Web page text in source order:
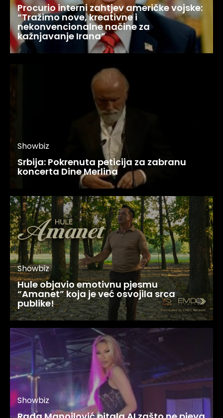
Procurio interni zahtjev američke vojske:
“Tražimo nove, kreativne i
nekonvencionalne načine za
kažnjavanje Irana”
Showbiz
Srbija: Pokrenuta peticija za zabranu
koncerta Dine Merlina
Showbiz
Hule objavio emotivnu pjesmu
“Amanet” koja je već osvojila srca
publike!
Showbiz